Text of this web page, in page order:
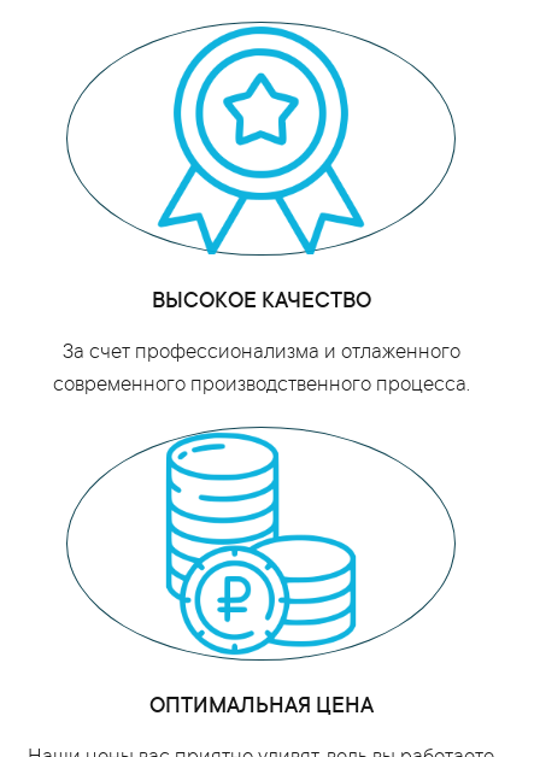
ВЫСОКОЕ КАЧЕСТВО
За счет профессионализма и отлаженного
современного производственного процесса.
ОПТИМАЛЬНАЯ ЦЕНА